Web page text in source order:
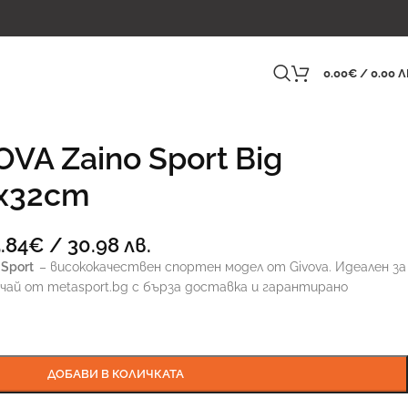
0.00€ / 0.00
Zaino Sport Big
€ / 30.98 лв.
Sport – висококачествен спортен модел от Givova. Идеален за
от metasport.bg с бърза доставка и гарантирано
ДОБАВИ В КОЛИЧКАТА